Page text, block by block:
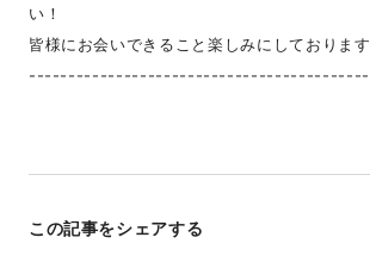
い！
皆様にお会いできること楽しみにしております
この記事をシェアする